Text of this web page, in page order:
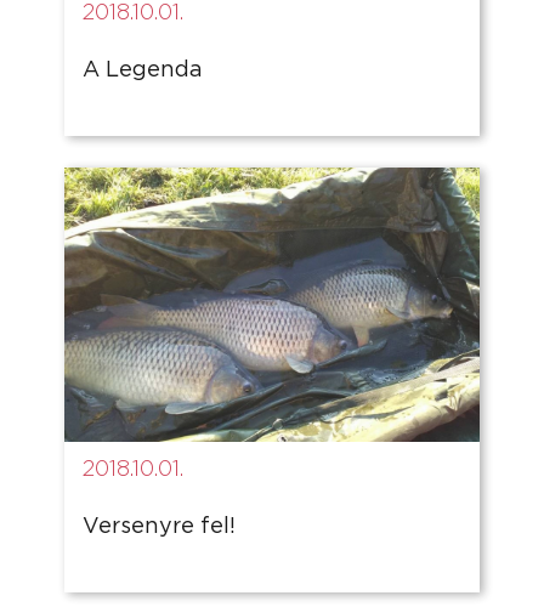
2018.10.01.
A Legenda
2018.10.01.
Versenyre fel!